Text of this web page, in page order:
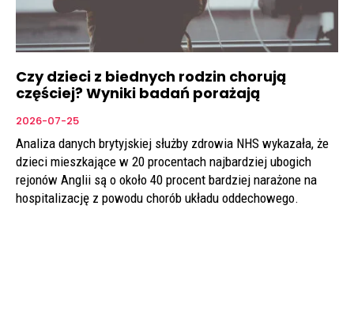
Czy dzieci z biednych rodzin chorują
częściej? Wyniki badań porażają
2026-07-25
Analiza danych brytyjskiej służby zdrowia NHS wykazała, że
dzieci mieszkające w 20 procentach najbardziej ubogich
rejonów Anglii są o około 40 procent bardziej narażone na
hospitalizację z powodu chorób układu oddechowego.